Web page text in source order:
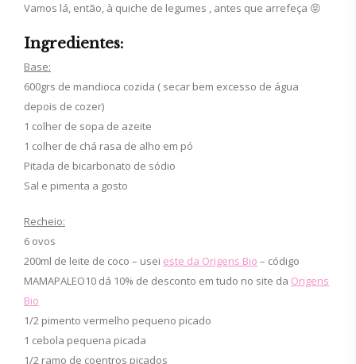
Vamos lá, então, à quiche de legumes , antes que arrefeça 😝
Ingredientes:
Base:
600grs de mandioca cozida ( secar bem excesso de água
depois de cozer)
1 colher de sopa de azeite
1 colher de chá rasa de alho em pó
Pitada de bicarbonato de sódio
Sal e pimenta a gosto
Recheio:
6 ovos
200ml de leite de coco – usei este da Origens Bio – código
MAMAPALEO10 dá 10% de desconto em tudo no site da Origens
Bio
1/2 pimento vermelho pequeno picado
1 cebola pequena picada
1/2 ramo de coentros picados